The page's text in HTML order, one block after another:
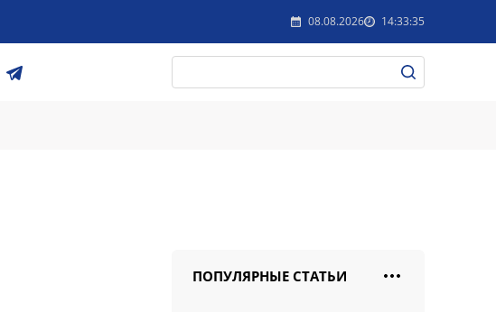
08.08.2026 14:33:35
ПОПУЛЯРНЫЕ СТАТЬИ